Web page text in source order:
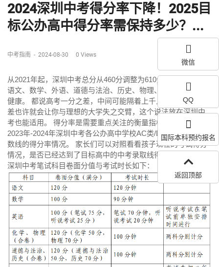
2024深圳中考得分率下降！2025目
标公办高中得分率需保持多少？...
中考指南 - 2024-08-30 0 Views
从2021年起，深圳中考总分从460分调整为610分，计分科目：
语文、数学、外语、道德与法治、历史、物理、化学、体育与
健康。 都说高考一分之差，中间可能隔着上千上万人。一分之
差也许就会让你与理想的大学失之交臂，这个说法放在深圳中
考也能适用。 得分率是需要重点关注的衡量指标！本文汇总了
2023年-2024年深圳中考各公办高中学校AC类/D类考生录取分
数线的得分率情况。 家长们可以对照看看孩子现在的考试得分
情况，是否已经达到了目标高中的中考录取线得分率。 2024年
深圳中考笔试科目卷面分值与考试时长如下：
微信
QQ
国际本科预约报名
返回顶部